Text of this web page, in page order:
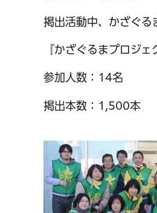
掲出活動中、かざぐる
『かざぐるまプロジ
参加人数：14名
掲出本数：1,500本